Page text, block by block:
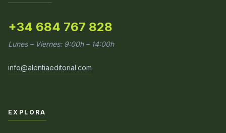
+34 684 767 828
Lunes – Viernes: 9:00h – 14:00h
info@alentiaeditorial.com
EXPLORA